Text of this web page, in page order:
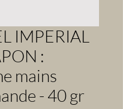
IMPERIAL
:
mains
- 40 gr